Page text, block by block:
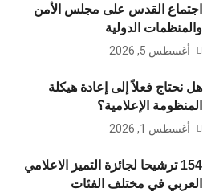
اجتماع القدس على مجلس الأمن
والمنظمات الدولية
أغسطس 5, 2026
هل نحتاج فعلاً إلى إعادة هيكلة
المنظومة الإعلامية؟
أغسطس 1, 2026
154 ترشيحا لجائزة التميز الاعلامي
العربي في مختلف الفئات